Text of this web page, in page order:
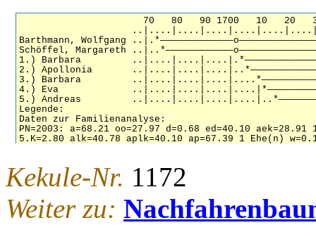
Kekule-Nr. 1172
Weiter zu: